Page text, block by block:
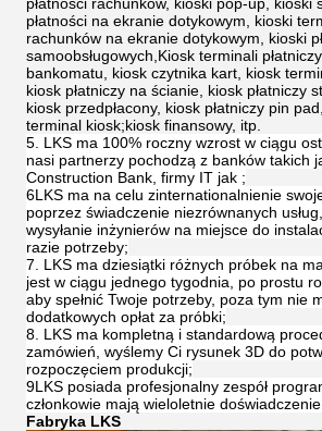
płatności na ekranie dotykowym, kioski
rachunków na ekranie dotykowym, kioski
samoobsługowych,Kiosk terminali
bankomatu, kiosk czytnika kart, kiosk
kiosk płatniczy na ścianie, kiosk płatniczy
kiosk przedpłacony, kiosk płatniczy pin
terminal kiosk;kiosk finansowy, itp.
5. LKS ma 100% roczny wzrost w ciągu
nasi partnerzy pochodzą z banków takich
Construction Bank, firmy IT jak ;
6LKS ma na celu zinternationalnienie
poprzez świadczenie niezrównanych
wysyłanie inżynierów na miejsce do
razie potrzeby;
7. LKS ma dziesiątki różnych próbek na
jest w ciągu jednego tygodnia, po prostu
aby spełnić Twoje potrzeby, poza tym nie
dodatkowych opłat za próbki;
8. LKS ma kompletną i standardową
zamówień, wyślemy Ci rysunek 3D do
rozpoczęciem produkcji;
9LKS posiada profesjonalny zespół
członkowie mają wieloletnie doświadczenie.
Fabryka LKS